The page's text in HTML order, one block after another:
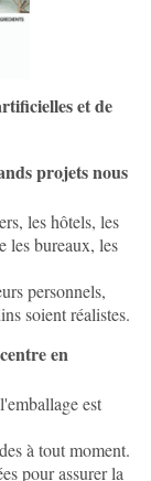
et de
projets nous
les hôtels, les
les bureaux, les
personnels,
soient réalistes.
en
est
à tout moment.
pour assurer la